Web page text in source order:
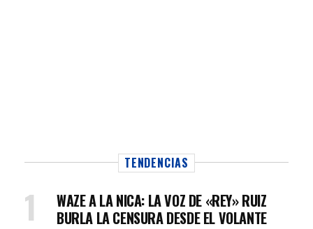
TENDENCIAS
WAZE A LA NICA: LA VOZ DE «REY» RUIZ
BURLA LA CENSURA DESDE EL VOLANTE